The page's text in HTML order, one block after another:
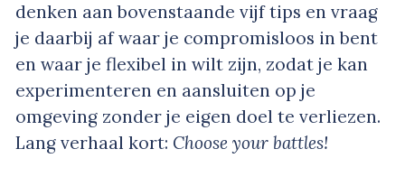
denken aan bovenstaande vijf tips en vraag
je daarbij af waar je compromisloos in bent
en waar je flexibel in wilt zijn, zodat je kan
experimenteren en aansluiten op je
omgeving zonder je eigen doel te verliezen.
Lang verhaal kort: Choose your battles!